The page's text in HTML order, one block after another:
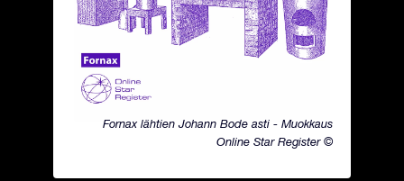
Fornax lähtien Johann Bode asti - Muokkaus
Online Star Register ©